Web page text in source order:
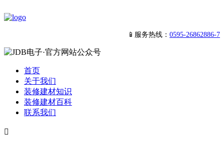
📱服务热线： 0595-26862886-7
首页
关于我们
装修建材知识
装修建材百科
联系我们
